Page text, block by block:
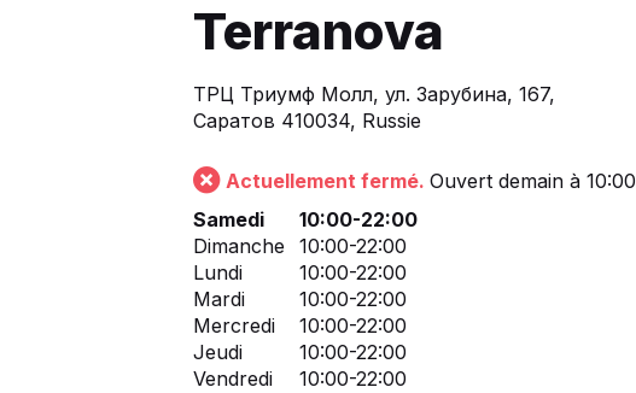
Terranova
ТРЦ Триумф Молл, ул. Зарубина, 167,
Саратов 410034, Russie
Actuellement fermé. Ouvert demain à 10:00
Samedi
10:00-22:00
Dimanche
10:00-22:00
Lundi
10:00-22:00
Mardi
10:00-22:00
Mercredi
10:00-22:00
Jeudi
10:00-22:00
Vendredi
10:00-22:00